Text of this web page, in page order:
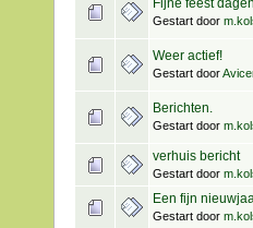
Gestart door
Weer actief!
Gestart door
Berichten.
Gestart door
verhuis bericht
Gestart door
Een fijn
Gestart door